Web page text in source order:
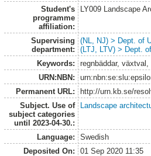
Student's
programme
affiliation:
LY009 Landscape
Supervising
department:
(NL, NJ) > Dept. of
(LTJ, LTV) > Dept.
Keywords:
regnbäddar,
URN:NBN:
Permanent URL:
http://urn.kb.se/
Subject. Use of
subject categories
until 2023-04-30.:
Landscape
Language:
Swedish
Deposited On:
01 Sep 2020 11:35